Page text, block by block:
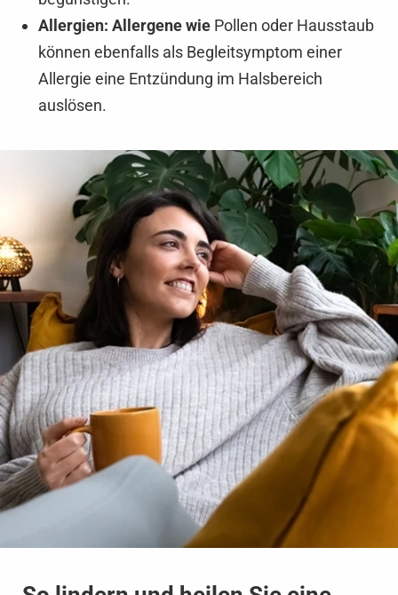
Allergien: Allergene wie Pollen oder Hausstaub
können ebenfalls als Begleitsymptom einer
Allergie eine Entzündung im Halsbereich
auslösen.